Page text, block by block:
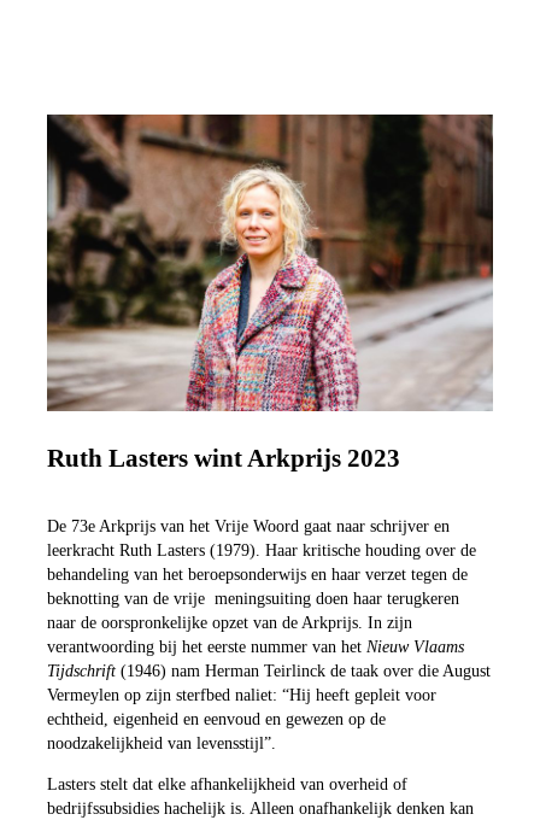
Ruth Lasters wint Arkprijs 2023
De 73e Arkprijs van het Vrije Woord gaat naar schrijver en
leerkracht Ruth Lasters (1979). Haar kritische houding over de
behandeling van het beroepsonderwijs en haar verzet tegen de
beknotting van de vrije meningsuiting doen haar terugkeren
naar de oorspronkelijke opzet van de Arkprijs. In zijn
verantwoording bij het eerste nummer van hetNieuw Vlaams
Tijdschrift(1946) nam Herman Teirlinck de taak over die August
Vermeylen op zijn sterfbed naliet: “Hij heeft gepleit voor
echtheid, eigenheid en eenvoud en gewezen op de
noodzakelijkheid van levensstijl”.
Lasters stelt dat elke afhankelijkheid van overheid of
bedrijfssubsidies hachelijk is. Alleen onafhankelijk denken kan